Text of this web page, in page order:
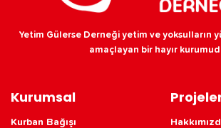
Yetim Gülerse Derneği yetim ve yoksulların
amaçlayan bir hayır
Kurumsal
Kurban Bağışı